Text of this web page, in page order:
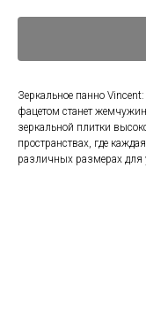
Зеркальное панно
фацетом станет
зеркальной плитки
пространствах, где
различных размерах для